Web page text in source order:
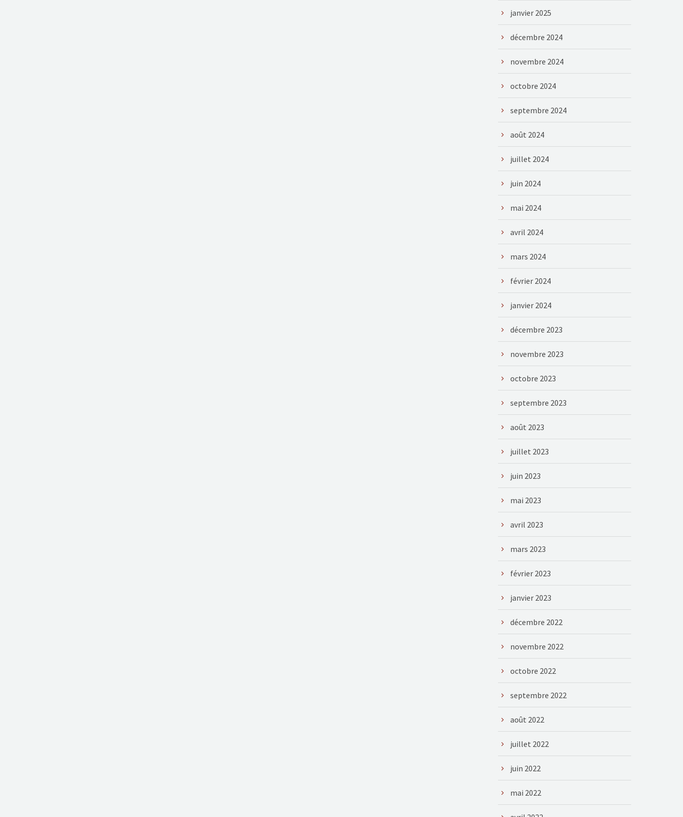
janvier 2025
décembre 2024
novembre 2024
octobre 2024
septembre 2024
août 2024
juillet 2024
juin 2024
mai 2024
avril 2024
mars 2024
février 2024
janvier 2024
décembre 2023
novembre 2023
octobre 2023
septembre 2023
août 2023
juillet 2023
juin 2023
mai 2023
avril 2023
mars 2023
février 2023
janvier 2023
décembre 2022
novembre 2022
octobre 2022
septembre 2022
août 2022
juillet 2022
juin 2022
mai 2022